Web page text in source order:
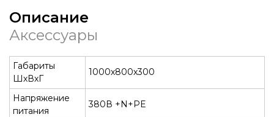
Описание
Аксессуары
Габариты
ШхВхГ
1000х800х300
Напряжение
питания
380В +N+PE